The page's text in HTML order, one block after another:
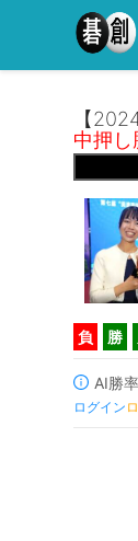
【
中押し
負 勝
AI勝
ログイン